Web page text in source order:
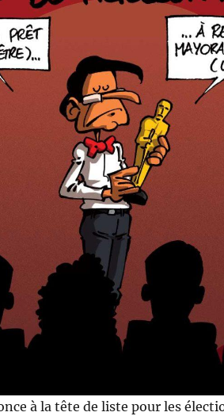
à la tête de liste pour les